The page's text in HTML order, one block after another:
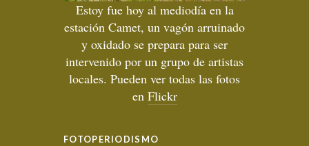
Estoy fue hoy al mediodía en la
estación Camet, un vagón arruinado
y oxidado se prepara para ser
intervenido por un grupo de artistas
locales. Pueden ver todas las fotos
en Flickr
FOTOPERIODISMO